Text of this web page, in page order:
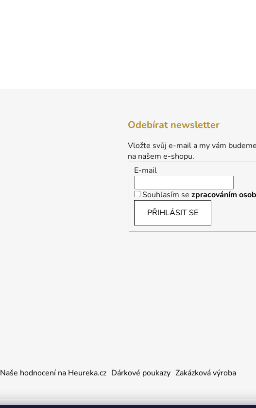
Odebírat newsletter
Vložte svůj e-mail a my vám
na našem e-shopu.
E-mail
Souhlasím se zpracováním
PŘIHLÁSIT SE
Naše hodnocení na Heureka.cz Dárkové poukazy Zakázková výroba